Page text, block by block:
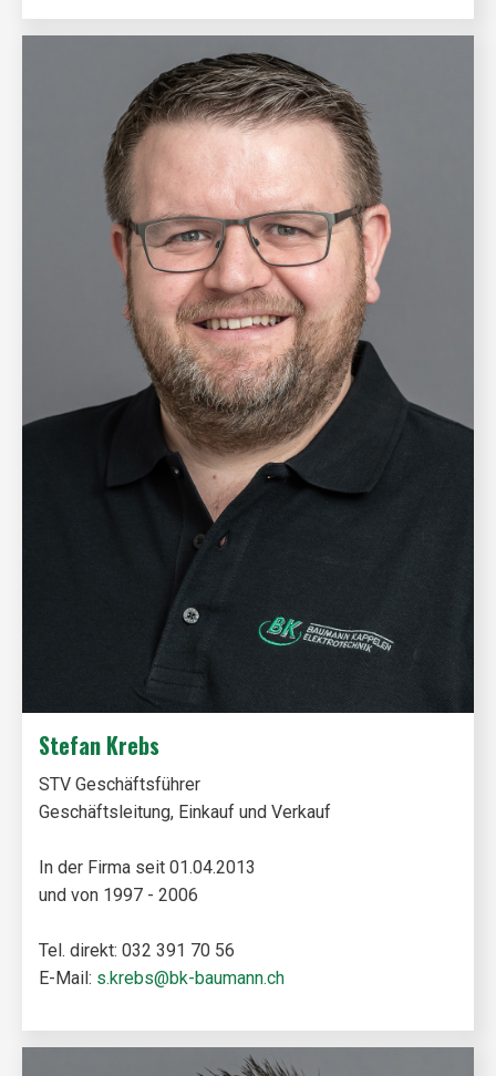
Stefan Krebs
STV Geschäftsführer
Geschäftsleitung, Einkauf und Verkauf
In der Firma seit 01.04.2013
und von 1997 - 2006
Tel. direkt: 032 391 70 56
E-Mail: s.krebs@bk-baumann.ch